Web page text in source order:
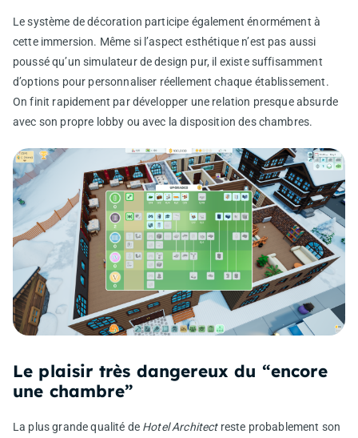
Le système de décoration participe également énormément à
cette immersion. Même si l’aspect esthétique n’est pas aussi
poussé qu’un simulateur de design pur, il existe suffisamment
d’options pour personnaliser réellement chaque établissement.
On finit rapidement par développer une relation presque absurde
avec son propre lobby ou avec la disposition des chambres.
Le plaisir très dangereux du “encore
une chambre”
La plus grande qualité de Hotel Architectreste probablement son